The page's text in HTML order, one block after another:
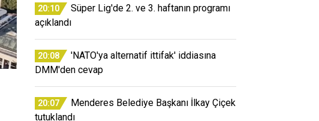
20:10
Süper Lig'de 2. ve 3. haftanın programı
açıklandı
20:08
'NATO'ya alternatif ittifak' iddiasına
DMM'den cevap
20:07
Menderes Belediye Başkanı İlkay Çiçek
tutuklandı